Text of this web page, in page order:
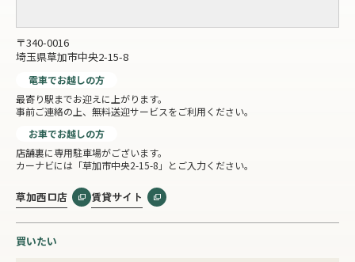
〒340-0016
埼玉県草加市中央2-15-8
電車でお越しの方
最寄り駅までお迎えに上がります。
事前ご連絡の上、無料送迎サービスをご利用ください。
お車でお越しの方
店舗裏に専用駐車場がございます。
カーナビには「草加市中央2-15-8」とご入力ください。
草加西口店 賃貸サイト
買いたい